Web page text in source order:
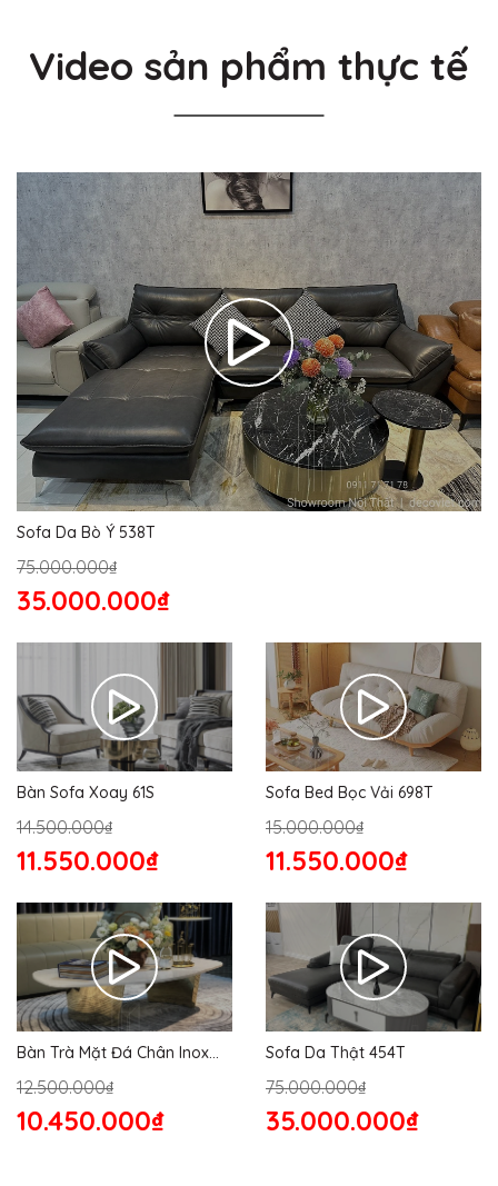
Video sản phẩm thực tế
Sofa Da Bò Ý 538T
75.000.000₫
35.000.000₫
Bàn Sofa Xoay 61S
14.500.000₫
11.550.000₫
Sofa Bed Bọc Vải 698T
15.000.000₫
11.550.000₫
Bàn Trà Mặt Đá Chân Inox
12.500.000₫
10.450.000₫
Sofa Da Thật 454T
75.000.000₫
35.000.000₫